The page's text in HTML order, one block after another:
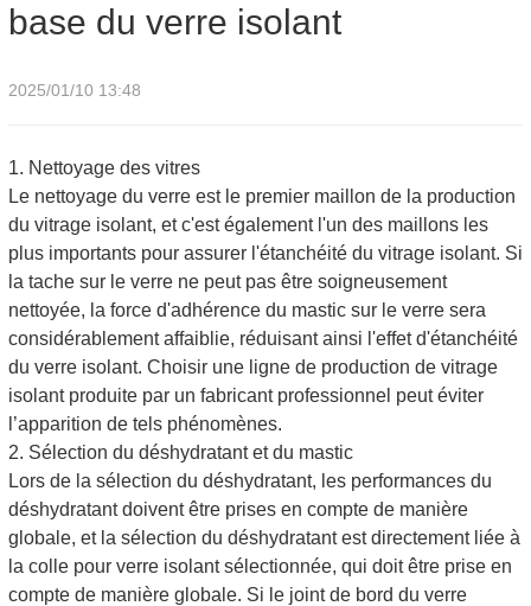
base du verre isolant
2025/01/10 13:48
1. Nettoyage des vitres
Le nettoyage du verre est le premier maillon de la production
du vitrage isolant, et c'est également l'un des maillons les
plus importants pour assurer l'étanchéité du vitrage isolant. Si
la tache sur le verre ne peut pas être soigneusement
nettoyée, la force d'adhérence du mastic sur le verre sera
considérablement affaiblie, réduisant ainsi l'effet d'étanchéité
du verre isolant. Choisir une ligne de production de vitrage
isolant produite par un fabricant professionnel peut éviter
l’apparition de tels phénomènes.
2. Sélection du déshydratant et du mastic
Lors de la sélection du déshydratant, les performances du
déshydratant doivent être prises en compte de manière
globale, et la sélection du déshydratant est directement liée à
la colle pour verre isolant sélectionnée, qui doit être prise en
compte de manière globale. Si le joint de bord du verre